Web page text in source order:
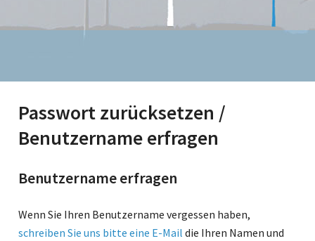
Passwort zurücksetzen /
Benutzername erfragen
Benutzername erfragen
Wenn Sie Ihren Benutzername vergessen haben,
schreiben Sie uns bitte eine E-Mail die Ihren Namen und